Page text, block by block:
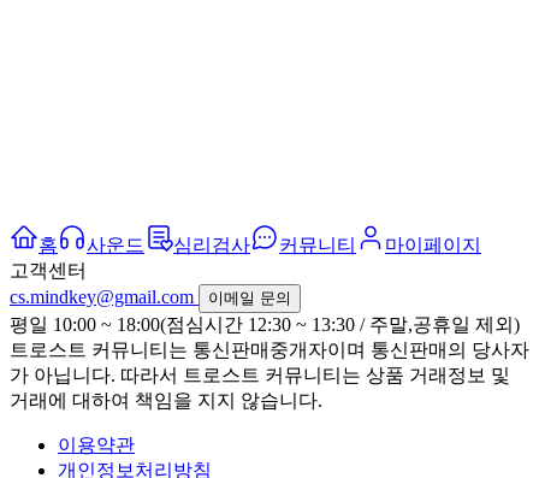
홈 사운드 심리검사 커뮤니티
마이페이지
고객센터
cs.mindkey@gmail.com
이메일 문의
평일 10:00 ~ 18:00(점심시간 12:30 ~ 13:30 / 주말,공휴일 제외)
트로스트 커뮤니티는 통신판매중개자이며 통신판매의 당사자
가 아닙니다. 따라서 트로스트 커뮤니티는 상품 거래정보 및
거래에 대하여 책임을 지지 않습니다.
이용약관
개인정보처리방침